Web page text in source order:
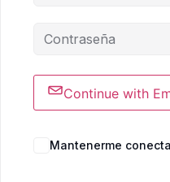
Continue with
Mantenerme